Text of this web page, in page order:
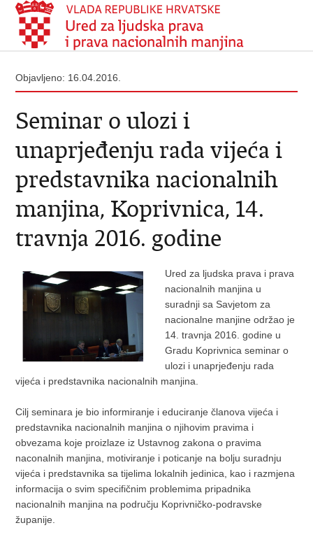
Objavljeno: 16.04.2016.
Seminar o ulozi i
unaprjeđenju rada vijeća i
predstavnika nacionalnih
manjina, Koprivnica, 14.
travnja 2016. godine
Ured za ljudska prava i prava
nacionalnih manjina u
suradnji sa Savjetom za
nacionalne manjine održao je
14. travnja 2016. godine u
Gradu Koprivnica seminar o
ulozi i unaprjeđenju rada
vijeća i predstavnika nacionalnih manjina.
Cilj seminara je bio informiranje i educiranje članova vijeća i
predstavnika nacionalnih manjina o njihovim pravima i
obvezama koje proizlaze iz Ustavnog zakona o pravima
naconalnih manjina, motiviranje i poticanje na bolju suradnju
vijeća i predstavnika sa tijelima lokalnih jedinica, kao i razmjena
informacija o svim specifičnim problemima pripadnika
nacionalnih manjina na području Koprivničko-podravske
županije.